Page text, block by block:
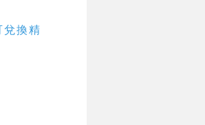
兌換精